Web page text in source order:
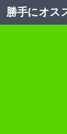
コンテンツ
勝手にオス